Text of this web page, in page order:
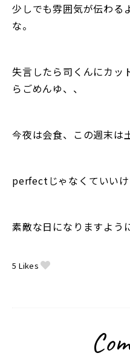
少しでも雰囲気が伝わる
な。
失言したら司くんにカッ
らごめんゆ、、
今夜は会食、この週末は
perfectじゃなくていい
素敵な日になりますよう
5 Likes